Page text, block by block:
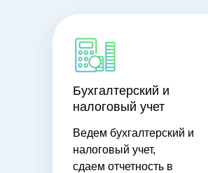
Бухгалтерский и
налоговый учет
Ведем бухгалтерский и
налоговый учет,
сдаем отчетность в